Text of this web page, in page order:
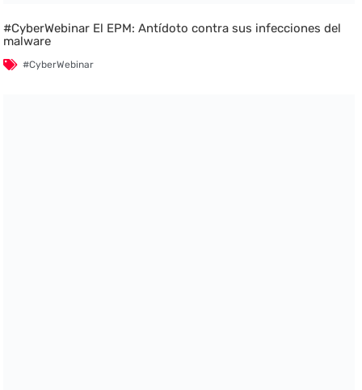
#CyberWebinar El EPM: Antídoto contra sus infecciones del
malware
#CyberWebinar